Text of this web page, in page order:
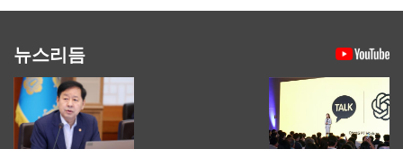
뉴스리듬